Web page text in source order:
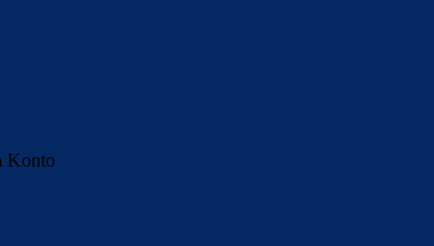
Konto